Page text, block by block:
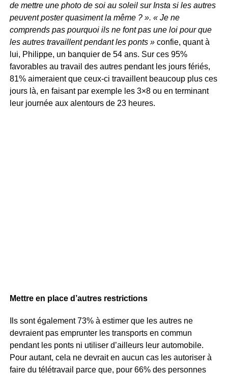
de mettre une photo de soi au soleil sur Insta si les autres
peuvent poster quasiment la même ? ». « Je ne
comprends pas pourquoi ils ne font pas une loi pour que
les autres travaillent pendant les ponts »confie, quant à
lui, Philippe, un banquier de 54 ans. Sur ces 95%
favorables au travail des autres pendant les jours fériés,
81% aimeraient que ceux-ci travaillent beaucoup plus ces
jours là, en faisant par exemple les 3×8 ou en terminant
leur journée aux alentours de 23 heures.
Mettre en place d’autres restrictions
Ils sont également 73% à estimer que les autres ne
devraient pas emprunter les transports en commun
pendant les ponts ni utiliser d’ailleurs leur automobile.
Pour autant, cela ne devrait en aucun cas les autoriser à
faire du télétravail parce que, pour 66% des personnes